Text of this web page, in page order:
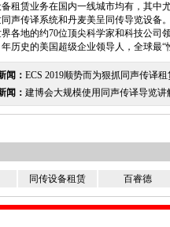
备租赁业务在国内一线城市均有，其中
同声传译系统和丹麦美呈同传导览设备
各地的约70位顶尖科学家和科技公司
年历史的美国超级企业领导人，全球最
闻： ECS 2019顺势而为狠抓同声传译
闻： 建博会大规模使用同声传译导览讲
同传设备租赁 百睿德